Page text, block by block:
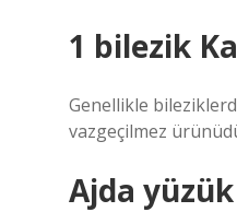
1 bilezik
Genellikle
vazgeçilmez
Ajda